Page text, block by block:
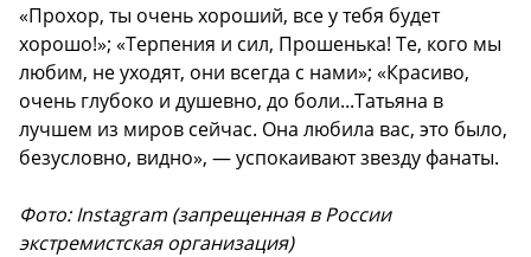
«Прохор, ты очень хороший, все у тебя будет
хорошо!»; «Терпения и сил, Прошенька! Те, кого мы
любим, не уходят, они всегда с нами»; «Красиво,
очень глубоко и душевно, до боли...Татьяна в
лучшем из миров сейчас. Она любила вас, это было,
безусловно, видно», — успокаивают звезду фанаты.
Фото: Instagram (запрещенная в России
экстремистская организация)